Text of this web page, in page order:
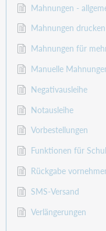
Mahnungen -
Mahnungen drucken
Mahnungen für
Manuelle
Negativausleihe
Notausleihe
Vorbestellungen
Funktionen für
Rückgabe
SMS-Versand
Verlängerungen